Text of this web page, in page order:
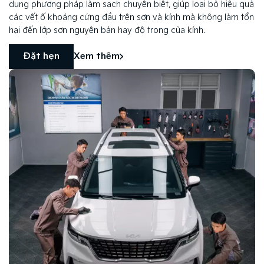
dụng phương pháp làm sạch chuyên biệt, giúp loại bỏ hiệu quả
các vết ố khoáng cứng đầu trên sơn và kính mà không làm tổn
hại đến lớp sơn nguyên bản hay độ trong của kính.
Đặt hẹn Xem thêm